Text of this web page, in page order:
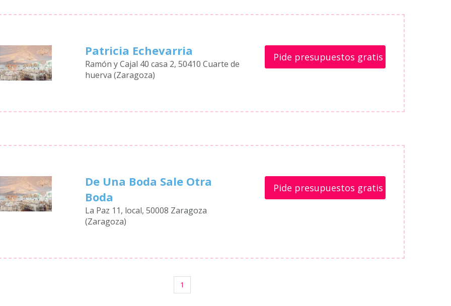
Patricia Echevarria
Ramón y Cajal 40 casa 2, 50410 Cuarte de
huerva (Zaragoza)
Pide presupuestos gratis
De Una Boda Sale Otra
Boda
La Paz 11, local, 50008 Zaragoza
(Zaragoza)
Pide presupuestos gratis
1